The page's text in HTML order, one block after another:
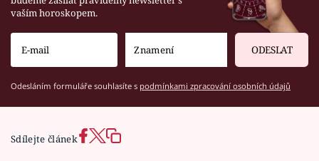
vaším horoskopem.
ODESLAT
Odesláním formuláře souhlasíte s podmínkami zpracování osobních údajů
Sdílejte článek